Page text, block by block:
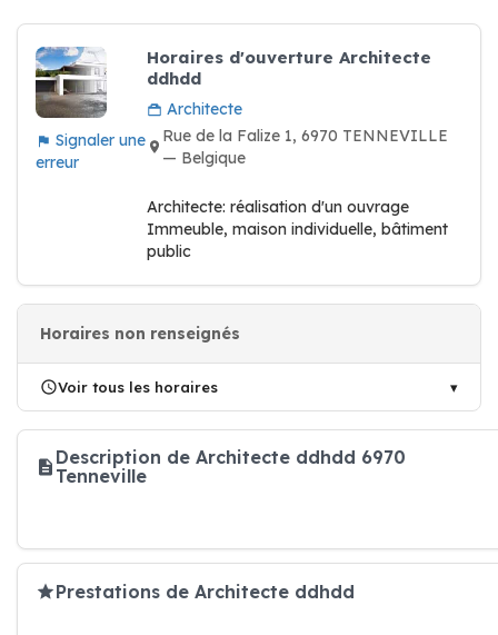
Signaler une
erreur
Horaires d'ouverture Architecte
ddhdd
Architecte
Rue de la Falize 1, 6970 TENNEVILLE
— Belgique
Architecte: réalisation d'un ouvrage
Immeuble, maison individuelle, bâtiment
public
Horaires non renseignés
Voir tous les horaires
Description de Architecte ddhdd 6970
Tenneville
Prestations de Architecte ddhdd